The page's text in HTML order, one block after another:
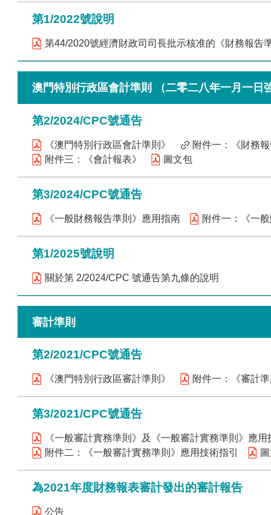
第1/2022號說明
第44/2020號經濟財政司司長批示核准的《財務報告
澳門特別行政區會計準則 （二零二八年一月一
第2/2024/CPC號通告
《澳門特別行政區會計準則》
附件一：《財務
附件三：《會計報表》
圖文包
第3/2024/CPC號通告
《一般財務報告準則》應用指南 附件一：《一
第1/2025號說明
關於第 2/2024/CPC 號通告第九條的說明
審計準則
第2/2021/CPC號通告
《澳門特別行政區審計準則》 附件一：《審計
第3/2021/CPC號通告
《一般審計實務準則》及《一般審計實務準則》應用
附件二：《一般審計實務準則》應用技術指引
為2021年度財務報表審計發出的審計報告
公告